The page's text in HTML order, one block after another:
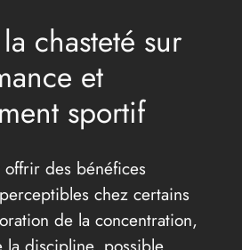
chasteté sur
et
sportif
offrir des bénéfices
chez certains
de la concentration,